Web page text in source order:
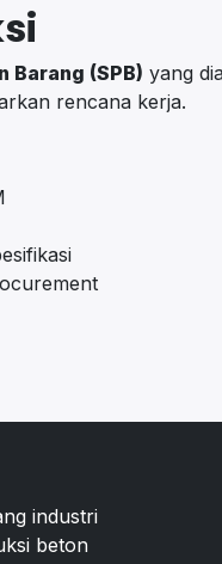
Barang (SPB) yang
rencana kerja.
industri
beton